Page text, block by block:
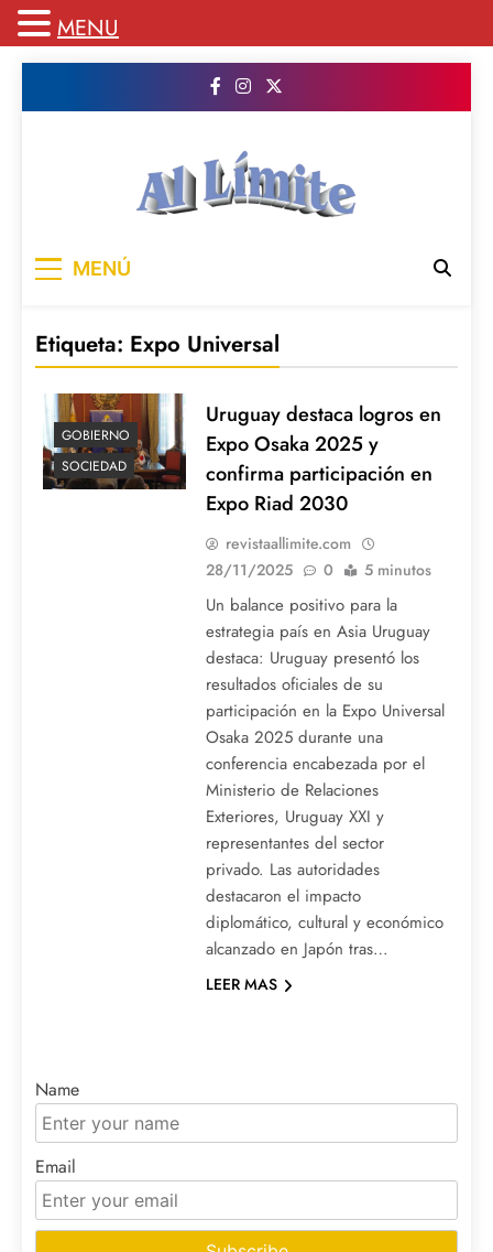
publicamos todo el contenido e informacion
MENÚ
Etiqueta: Expo Universal
GOBIERNO
SOCIEDAD
Uruguay destaca logros en
Expo Osaka 2025 y
confirma participación en
Expo Riad 2030
revistaallimite.com
28/11/2025
0 5 minutos
Un balance positivo para la
estrategia país en Asia Uruguay
destaca: Uruguay presentó los
resultados oficiales de su
participación en la Expo Universal
Osaka 2025 durante una
conferencia encabezada por el
Ministerio de Relaciones
Exteriores, Uruguay XXI y
representantes del sector
privado. Las autoridades
destacaron el impacto
diplomático, cultural y económico
alcanzado en Japón tras…
LEER MAS
Name
Email
MENU